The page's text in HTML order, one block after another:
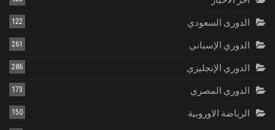
الدورى السعودي 122
الدوري الإسباني 261
الدوري الإنجليزي 286
الدوري المصري 173
الرياضة الاوروبية 150